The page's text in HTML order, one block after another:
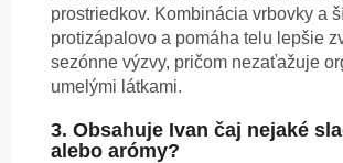
prostriedkov. Kombinácia vrbovky a
protizápalovo a pomáha telu lepšie
sezónne výzvy, pričom nezaťažuje
umelými látkami.
3. Obsahuje Ivan čaj nejaké
alebo arómy?